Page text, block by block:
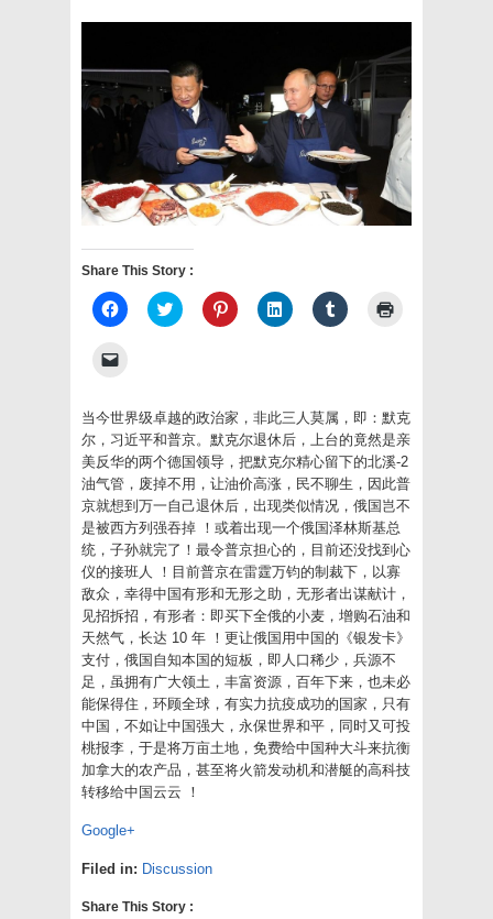
Share This Story :
Click
to
new
window)
Click
to
new
window)
Click
to
new
window)
Click
to
new
window)
Click
to
new
window)
link
to
a
friend
(Opens
in
new
window)
当今世界级卓越的政治家，非此三人莫属，即：默克
尔，习近平和普京。默克尔退休后，上台的竟然是亲
美反华的两个德国领导，把默克尔精心留下的北溪-2
油气管，废掉不用，让油价高涨，民不聊生，因此普
京就想到万一自己退休后，出现类似情况，俄国岂不
是被西方列强吞掉 ！或着出现一个俄国泽林斯基总
统，子孙就完了！最令普京担心的，目前还没找到心
仪的接班人 ！目前普京在雷霆万钧的制裁下，以寡
敌众，幸得中国有形和无形之助，无形者出谋献计，
见招拆招，有形者：即买下全俄的小麦，增购石油和
天然气，长达 10 年 ！更让俄国用中国的《银发卡》
支付，俄国自知本国的短板，即人口稀少，兵源不
足，虽拥有广大领土，丰富资源，百年下来，也未必
能保得住，环顾全球，有实力抗疫成功的国家，只有
中国，不如让中国强大，永保世界和平，同时又可投
桃报李，于是将万亩土地，免费给中国种大斗来抗衡
加拿大的农产品，甚至将火箭发动机和潜艇的高科技
转移给中国云云 ！
Google+
Filed in: Discussion
Share This Story :